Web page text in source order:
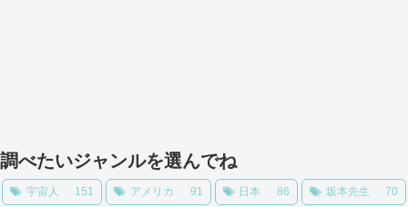
調べたいジャンルを選んでね
宇宙人 151 アメリカ 91 日本 86 坂本先生 70